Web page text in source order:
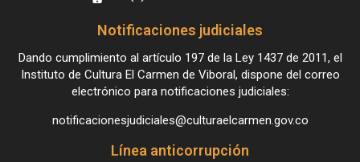
Notificaciones judiciales
Dando cumplimiento al artículo 197 de la Ley 1437 de 2011, el
Instituto de Cultura El Carmen de Viboral, dispone del correo
electrónico para notificaciones judiciales:
notificacionesjudiciales@culturaelcarmen.gov.co
Línea anticorrupción